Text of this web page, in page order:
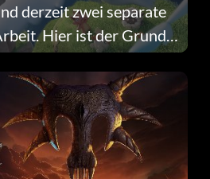
derzeit zwei separate
Hier ist der Grund